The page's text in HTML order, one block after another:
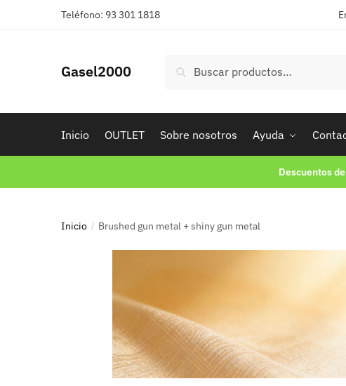
Teléfono: 93 301 1818
Gasel2000 Buscar
Inicio OUTLET Sobre nosotros Ayuda
Descuentos
Inicio / Brushed gun metal + shiny gun metal